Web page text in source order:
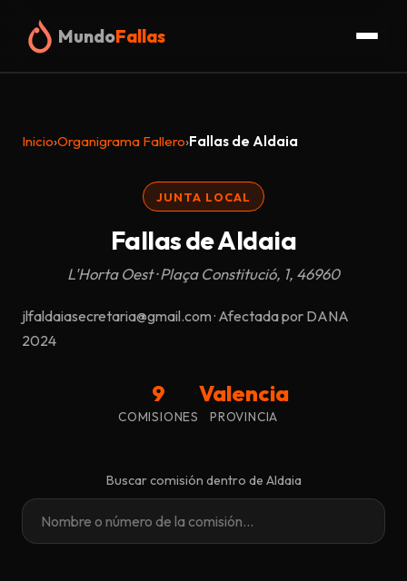
MundoFallas
Fallas
Organigrama
Descargar
Inicio›Organigrama Fallero›Fallas de Aldaia
JUNTA LOCAL
Fallas de Aldaia
L'Horta Oest · Plaça Constitució, 1, 46960
jlfaldaiasecretaria@gmail.com · Afectada por DANA
2024
9
COMISIONES
Valencia
PROVINCIA
Buscar comisión dentro de Aldaia